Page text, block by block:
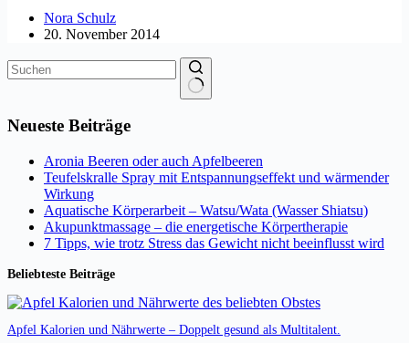
Nora Schulz
20. November 2014
Ergebnisse
Neueste Beiträge
Aronia Beeren oder auch Apfelbeeren
Teufelskralle Spray mit Entspannungseffekt und wärmender
Wirkung
Aquatische Körperarbeit – Watsu/Wata (Wasser Shiatsu)
Akupunktmassage – die energetische Körpertherapie
7 Tipps, wie trotz Stress das Gewicht nicht beeinflusst wird
Beliebteste Beiträge
Apfel Kalorien und Nährwerte – Doppelt gesund als Multitalent.